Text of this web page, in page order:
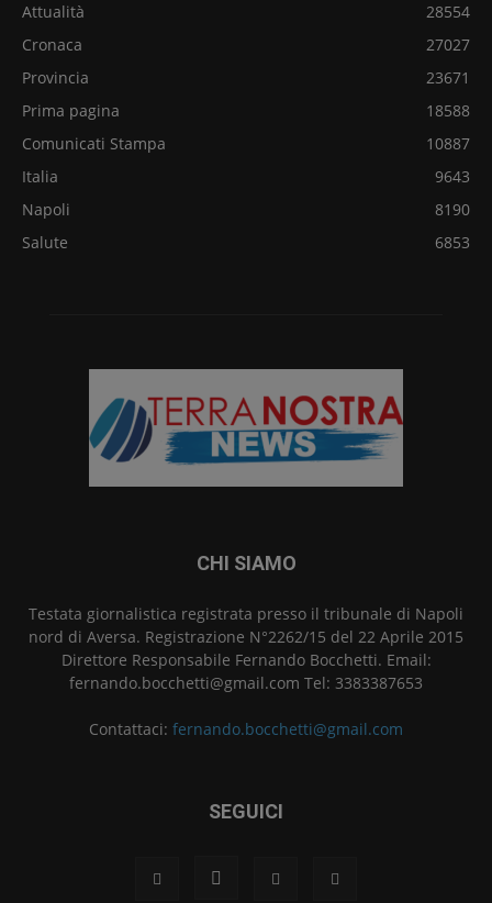
Attualità
28554
Cronaca
27027
Provincia
23671
Prima pagina
18588
Comunicati Stampa
10887
Italia
9643
Napoli
8190
Salute
6853
CHI SIAMO
Testata giornalistica registrata presso il tribunale di Napoli
nord di Aversa. Registrazione N°2262/15 del 22 Aprile 2015
Direttore Responsabile Fernando Bocchetti. Email:
fernando.bocchetti@gmail.com Tel: 3383387653
Contattaci: fernando.bocchetti@gmail.com
SEGUICI